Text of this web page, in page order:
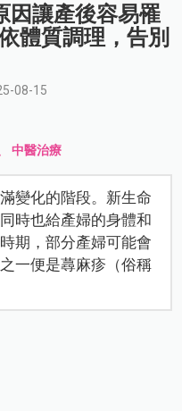
因讓產後容易罹
體質調理，告別
08-15
中醫治療
變化的階段。新生命
時也給產婦的身體和
期，部分產婦可能會
一便是蕁麻疹（俗稱